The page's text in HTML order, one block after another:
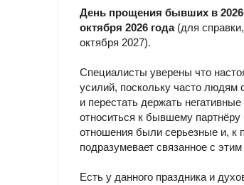
День прощения бывших в
октября 2026 года(для
октября 2027).
Специалисты уверены что
усилий, поскольку часто людям
и перестать держать
относиться к бывшему партнёру
отношения были серьезные и, к
подразумевает связанное с
Есть у данного праздника и